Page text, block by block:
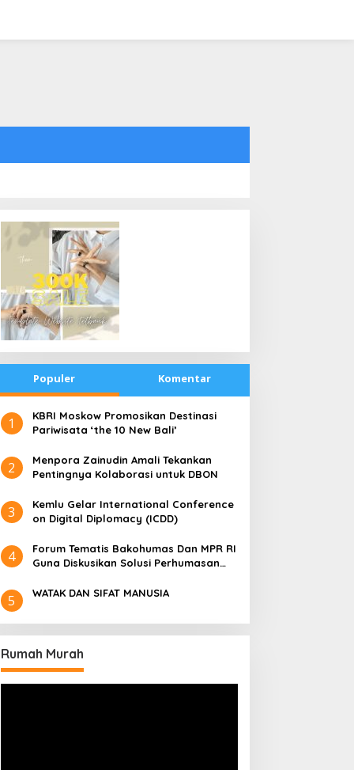
Populer Komentar
1
​KBRI Moskow Promosikan Destinasi
Pariwisata ‘the 10 New Bali’
2
​Menpora Zainudin Amali Tekankan
Pentingnya Kolaborasi untuk DBON
3
​Kemlu Gelar International Conference
on Digital Diplomacy (ICDD)
4
Forum Tematis Bakohumas Dan MPR RI
Guna Diskusikan Solusi Perhumasan
Masing
5 WATAK DAN SIFAT MANUSIA
Rumah Murah